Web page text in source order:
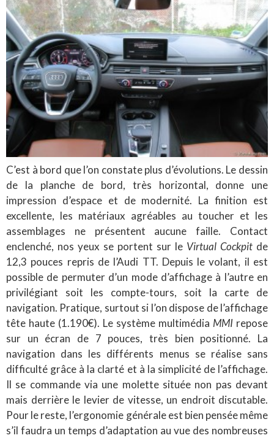
C’est à bord que l’on constate plus d’évolutions. Le dessin
de la planche de bord, très horizontal, donne une
impression d’espace et de modernité. La finition est
excellente, les matériaux agréables au toucher et les
assemblages ne présentent aucune faille. Contact
enclenché, nos yeux se portent sur le Virtual Cockpit de
12,3 pouces repris de l’Audi TT. Depuis le volant, il est
possible de permuter d’un mode d’affichage à l’autre en
privilégiant soit les compte-tours, soit la carte de
navigation. Pratique, surtout si l’on dispose de l’affichage
tête haute (1.190€). Le système multimédia MMI repose
sur un écran de 7 pouces, très bien positionné. La
navigation dans les différents menus se réalise sans
difficulté grâce à la clarté et à la simplicité de l’affichage.
Il se commande via une molette située non pas devant
mais derrière le levier de vitesse, un endroit discutable.
Pour le reste, l’ergonomie générale est bien pensée même
s’il faudra un temps d’adaptation au vue des nombreuses